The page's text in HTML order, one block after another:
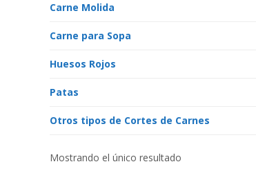
Carne Molida
Carne para Sopa
Huesos Rojos
Patas
Otros tipos de Cortes de Carnes
Mostrando el único resultado